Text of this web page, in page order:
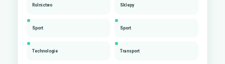
Rolnictwo Sklepy
Sport Sport
Technologie Transport